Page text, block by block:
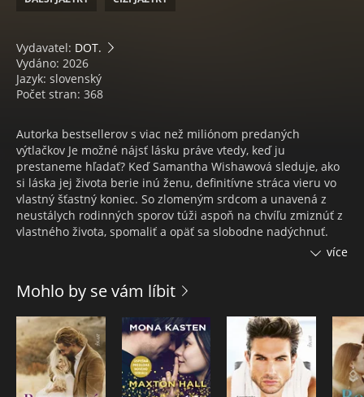
Vydavatel: DOT.
Vydáno: 2026
Jazyk: slovenský
Počet stran: 368
Autorka bestsellerov s viac než miliónom predaných
výtlačkov Je možné nájsť lásku práve vtedy, keď ju
prestaneme hľadať? Keď Samantha Wishawová sleduje, ako
si láska jej života berie inú ženu, definitívne stráca vieru vo
vlastný šťastný koniec. So zlomeným srdcom a unavená z
neustálych rodinných sporov túži aspoň na chvíľu zmiznúť z
vlastného života, spomaliť a opäť sa slobodne nadýchnuť.
Šanca na únik prichádza nečakane na pokojnom anglickom
ktorý žije v chátrajúcom vidieckom sídle zvanom Hedgehog
Hollow. Spolu oživia dávny sen, ktorý mal Thomas kedysi so
svojou zosnulou manželkou Gwendoline: vdýchnuť tomuto
miestu nový život a vytvoriť záchranné centrum pre ježkov. A
hoci pôvodne hľadala len rozptýlenie, postupne zisťuje, že
obnova Hedgehog Hollow jej dáva dôvod veriť, že môže byť
více
Mohlo by se vám líbit